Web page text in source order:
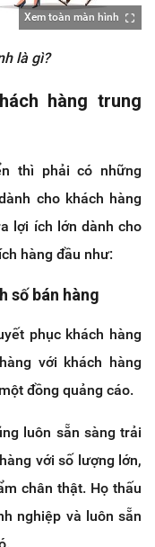
Xem toàn màn hình
là gì?
hàng trung
thì phải có những
cho khách hàng
lợi ích lớn dành cho
hàng đầu như:
số bán hàng
phục khách hàng
với khách hàng
đồng quảng cáo.
luôn sẵn sàng trải
với số lượng lớn,
chân thật. Họ thấu
nghiệp và luôn sẵn